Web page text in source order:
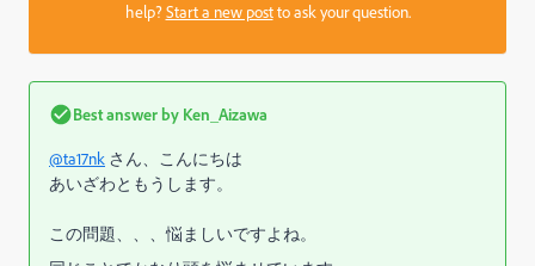
help?Start a new postto ask your question.
Best answer by Ken_Aizawa
@ta17nk さん、こんにちは
あいざわともうします。
この問題、、、悩ましいですよね。